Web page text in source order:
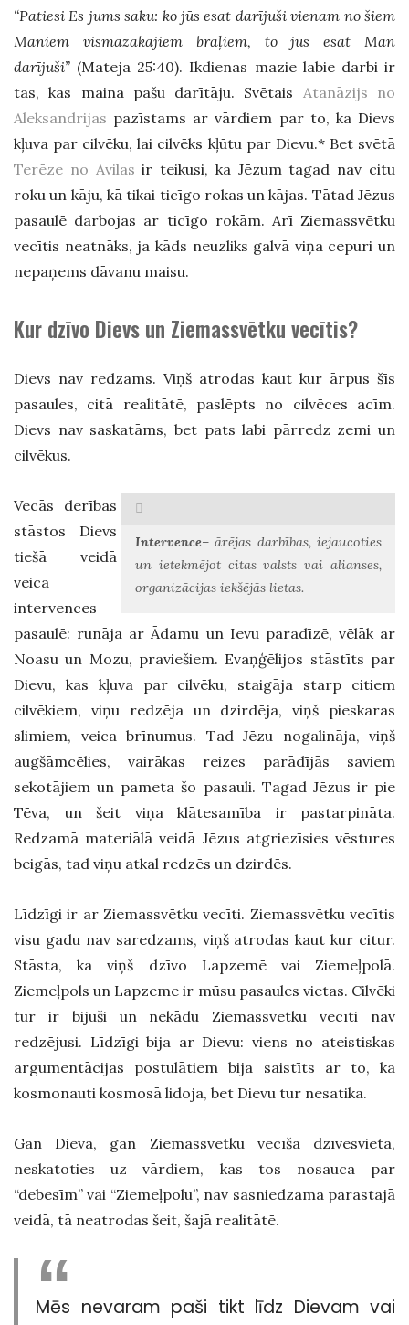
“Patiesi Es jums saku: ko jūs esat darījuši vienam no šiem
Maniem vismazākajiem brāļiem, to jūs esat Man
darījuši” (Mateja 25:40). Ikdienas mazie labie darbi ir
tas, kas maina pašu darītāju. Svētais Atanāzijs no
Aleksandrijas pazīstams ar vārdiem par to, ka Dievs
kļuva par cilvēku, lai cilvēks kļūtu par Dievu.* Bet svētā
Terēze no Avilas ir teikusi, ka Jēzum tagad nav citu
roku un kāju, kā tikai ticīgo rokas un kājas. Tātad Jēzus
pasaulē darbojas ar ticīgo rokām. Arī Ziemassvētku
vecītis neatnāks, ja kāds neuzliks galvā viņa cepuri un
nepaņems dāvanu maisu.
Kur dzīvo Dievs un Ziemassvētku vecītis?
Dievs nav redzams. Viņš atrodas kaut kur ārpus šīs
pasaules, citā realitātē, paslēpts no cilvēces acīm.
Dievs nav saskatāms, bet pats labi pārredz zemi un
cilvēkus.
Intervence– ārējas darbības, iejaucoties
un ietekmējot citas valsts vai alianses,
organizācijas iekšējās lietas.
Vecās derības
stāstos Dievs
tiešā veidā
veica
intervences
pasaulē: runāja ar Ādamu un Ievu paradīzē, vēlāk ar
Noasu un Mozu, praviešiem. Evaņģēlijos stāstīts par
Dievu, kas kļuva par cilvēku, staigāja starp citiem
cilvēkiem, viņu redzēja un dzirdēja, viņš pieskārās
slimiem, veica brīnumus. Tad Jēzu nogalināja, viņš
augšāmcēlies, vairākas reizes parādījās saviem
sekotājiem un pameta šo pasauli. Tagad Jēzus ir pie
Tēva, un šeit viņa klātesamība ir pastarpināta.
Redzamā materiālā veidā Jēzus atgriezīsies vēstures
beigās, tad viņu atkal redzēs un dzirdēs.
Līdzīgi ir ar Ziemassvētku vecīti. Ziemassvētku vecītis
visu gadu nav saredzams, viņš atrodas kaut kur citur.
Stāsta, ka viņš dzīvo Lapzemē vai Ziemeļpolā.
Ziemeļpols un Lapzeme ir mūsu pasaules vietas. Cilvēki
tur ir bijuši un nekādu Ziemassvētku vecīti nav
redzējusi. Līdzīgi bija ar Dievu: viens no ateistiskas
argumentācijas postulātiem bija saistīts ar to, ka
kosmonauti kosmosā lidoja, bet Dievu tur nesatika.
Gan Dieva, gan Ziemassvētku vecīša dzīvesvieta,
neskatoties uz vārdiem, kas tos nosauca par
“debesīm” vai “Ziemeļpolu”, nav sasniedzama parastajā
veidā, tā neatrodas šeit, šajā realitātē.
Mēs nevaram paši tikt līdz Dievam vai